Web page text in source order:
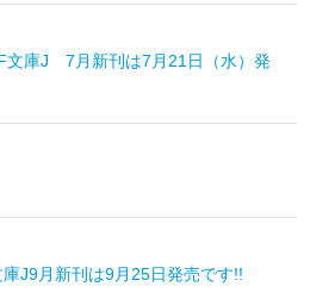
文庫J 7月新刊は7月21日（水）発
J9月新刊は9月25日発売です!!